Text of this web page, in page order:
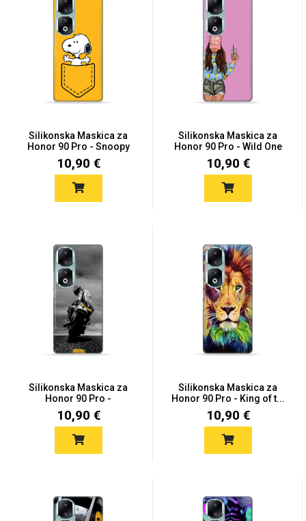
Silikonska Maskica za
Honor 90 Pro - Snoopy
10,90 €
Silikonska Maskica za
Honor 90 Pro - Wild One
10,90 €
Silikonska Maskica za
Honor 90 Pro -
Motorcycl...
10,90 €
Silikonska Maskica za
Honor 90 Pro - King of t...
10,90 €